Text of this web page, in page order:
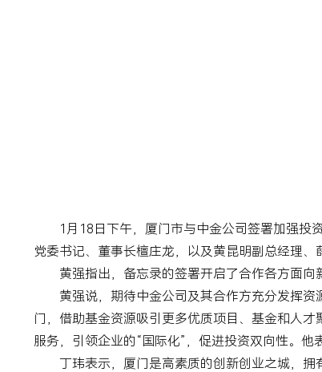
1月 18 日下午，厦门市与中金公司签署加强投
党委书记、董事长檀庄龙，以及黄昆明副总经理、
黄强指出，备忘录的签署开启了合作各方面
黄强说，期待中金公司及其合作方充分发挥
门，借助基金资源吸引更多优质项目、基金和人
服务，引领企业的“国际化”，促进投资双向性。
丁玮表示，厦门是高素质的创新创业之城，